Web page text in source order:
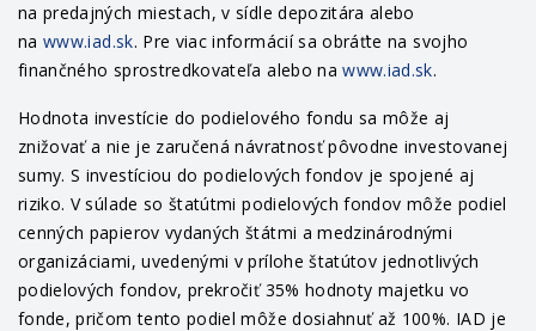
na predajných miestach, v sídle depozitára alebo
nawww.iad.sk. Pre viac informácií sa obráťte na svojho
finančného sprostredkovateľa alebo nawww.iad.sk.
Hodnota investície do podielového fondu sa môže aj
znižovať a nie je zaručená návratnosť pôvodne investovanej
sumy. S investíciou do podielových fondov je spojené aj
riziko. V súlade so štatútmi podielových fondov môže podiel
cenných papierov vydaných štátmi a medzinárodnými
organizáciami, uvedenými v prílohe štatútov jednotlivých
podielových fondov, prekročiť 35% hodnoty majetku vo
fonde, pričom tento podiel môže dosiahnuť až 100%. IAD je